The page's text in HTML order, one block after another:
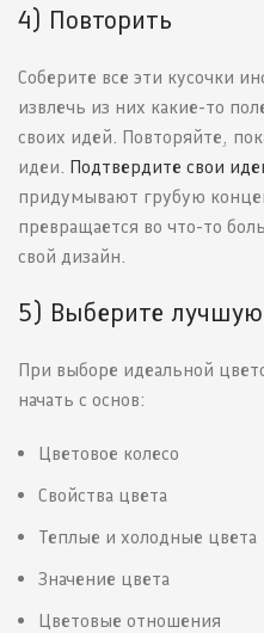
4) Повторить
Соберите все эти кусочки
извлечь из них какие-то
своих идей. Повторяйте,
идеи. Подтвердите свои
придумывают грубую
превращается во что-то
свой дизайн.
5) Выберите
При выборе идеальной
начать с основ:
Цветовое колесо
Свойства цвета
Теплые и холодные цвета
Значение цвета
Цветовые отношения